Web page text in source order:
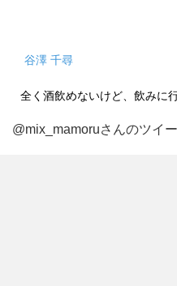
谷澤 千尋
全く酒飲めないけど、飲みに
@mix_mamoruさんのツイ